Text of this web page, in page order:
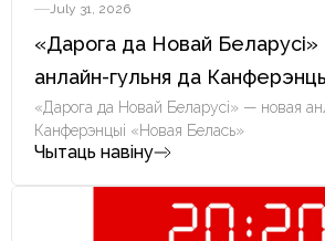
July 31, 2026
«Дарога да Новай
анлайн-гульня да
Белась»
«Дарога да Новай Беларусі» — новая
Канферэнцыі «Новая Белась»
Чытаць навіну